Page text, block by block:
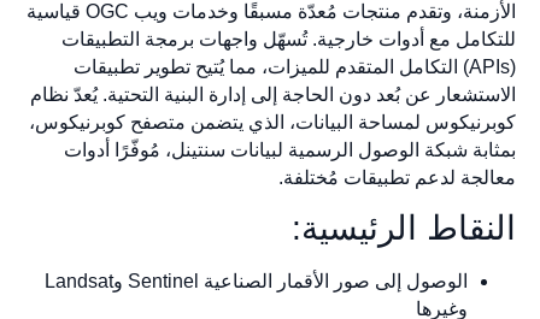
الأزمنة، وتقدم منتجات مُعدّة مسبقًا وخدمات ويب OGC قياسية
للتكامل مع أدوات خارجية. تُسهّل واجهات برمجة التطبيقات
(APIs) التكامل المتقدم للميزات، مما يُتيح تطوير تطبيقات
الاستشعار عن بُعد دون الحاجة إلى إدارة البنية التحتية. يُعدّ نظام
كوبرنيكوس لمساحة البيانات، الذي يتضمن متصفح كوبرنيكوس،
بمثابة شبكة الوصول الرسمية لبيانات سنتينل، مُوفّرًا أدوات
معالجة لدعم تطبيقات مُختلفة.
النقاط الرئيسية:
الوصول إلى صور الأقمار الصناعية Sentinel وLandsat
وغيرها